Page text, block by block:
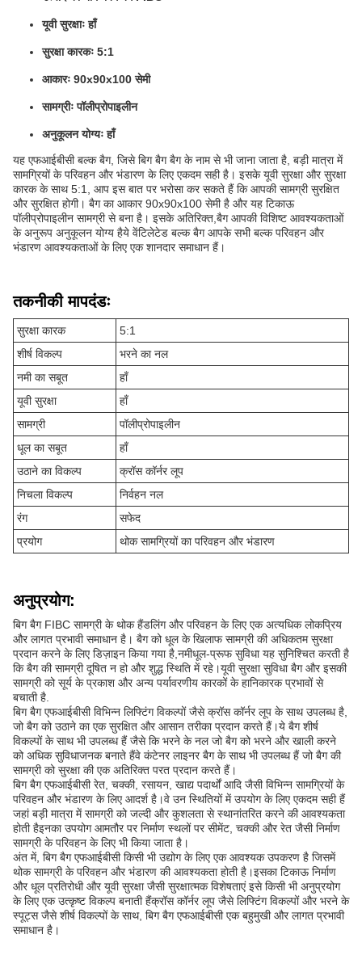
यूवी सुरक्षाः हाँ
सुरक्षा कारकः 5:1
आकारः 90x90x100 सेमी
सामग्रीः पॉलीप्रोपाइलीन
अनुकूलन योग्यः हाँ
यह एफआईबीसी बल्क बैग, जिसे बिग बैग बैग के नाम से भी जाना जाता है, बड़ी मात्रा में
सामग्रियों के परिवहन और भंडारण के लिए एकदम सही है। इसके यूवी सुरक्षा और सुरक्षा
कारक के साथ 5:1, आप इस बात पर भरोसा कर सकते हैं कि आपकी सामग्री सुरक्षित
और सुरक्षित होगी। बैग का आकार 90x90x100 सेमी है और यह टिकाऊ
पॉलीप्रोपाइलीन सामग्री से बना है। इसके अतिरिक्त,बैग आपकी विशिष्ट आवश्यकताओं
के अनुरूप अनुकूलन योग्य हैये वेंटिलेटेड बल्क बैग आपके सभी बल्क परिवहन और
भंडारण आवश्यकताओं के लिए एक शानदार समाधान हैं।
तकनीकी मापदंडः
सुरक्षा कारक
5:1
शीर्ष विकल्प
भरने का नल
नमी का सबूत
हाँ
यूवी सुरक्षा
हाँ
सामग्री
पॉलीप्रोपाइलीन
धूल का सबूत
हाँ
उठाने का विकल्प
क्रॉस कॉर्नर लूप
निचला विकल्प
निर्वहन नल
रंग
सफेद
प्रयोग
थोक सामग्रियों का परिवहन और भंडारण
अनुप्रयोग:
बिग बैग FIBC सामग्री के थोक हैंडलिंग और परिवहन के लिए एक अत्यधिक लोकप्रिय
और लागत प्रभावी समाधान है। बैग को धूल के खिलाफ सामग्री की अधिकतम सुरक्षा
प्रदान करने के लिए डिज़ाइन किया गया है,नमीधूल-प्रूफ सुविधा यह सुनिश्चित करती है
कि बैग की सामग्री दूषित न हो और शुद्ध स्थिति में रहे।यूवी सुरक्षा सुविधा बैग और इसकी
सामग्री को सूर्य के प्रकाश और अन्य पर्यावरणीय कारकों के हानिकारक प्रभावों से
बचाती है.
बिग बैग एफआईबीसी विभिन्न लिफ्टिंग विकल्पों जैसे क्रॉस कॉर्नर लूप के साथ उपलब्ध है,
जो बैग को उठाने का एक सुरक्षित और आसान तरीका प्रदान करते हैं।ये बैग शीर्ष
विकल्पों के साथ भी उपलब्ध हैं जैसे कि भरने के नल जो बैग को भरने और खाली करने
को अधिक सुविधाजनक बनाते हैंवे कंटेनर लाइनर बैग के साथ भी उपलब्ध हैं जो बैग की
सामग्री को सुरक्षा की एक अतिरिक्त परत प्रदान करते हैं।
बिग बैग एफआईबीसी रेत, चक्की, रसायन, खाद्य पदार्थों आदि जैसी विभिन्न सामग्रियों के
परिवहन और भंडारण के लिए आदर्श है।वे उन स्थितियों में उपयोग के लिए एकदम सही हैं
जहां बड़ी मात्रा में सामग्री को जल्दी और कुशलता से स्थानांतरित करने की आवश्यकता
होती हैइनका उपयोग आमतौर पर निर्माण स्थलों पर सीमेंट, चक्की और रेत जैसी निर्माण
सामग्री के परिवहन के लिए भी किया जाता है।
अंत में, बिग बैग एफआईबीसी किसी भी उद्योग के लिए एक आवश्यक उपकरण है जिसमें
थोक सामग्री के परिवहन और भंडारण की आवश्यकता होती है।इसका टिकाऊ निर्माण
और धूल प्रतिरोधी और यूवी सुरक्षा जैसी सुरक्षात्मक विशेषताएं इसे किसी भी अनुप्रयोग
के लिए एक उत्कृष्ट विकल्प बनाती हैंक्रॉस कॉर्नर लूप जैसे लिफ्टिंग विकल्पों और भरने के
स्पूट्स जैसे शीर्ष विकल्पों के साथ, बिग बैग एफआईबीसी एक बहुमुखी और लागत प्रभावी
समाधान है।